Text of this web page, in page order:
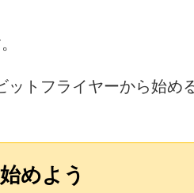
ットフライヤーから始め
めよう